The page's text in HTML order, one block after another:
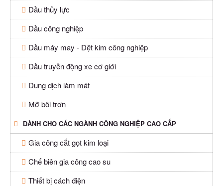
Dầu thủy lực
Dầu công nghiệp
Dầu máy may - Dệt kim công nghiệp
Dầu truyền động xe cơ giới
Dung dịch làm mát
Mỡ bôi trơn
DÀNH CHO CÁC NGÀNH CÔNG NGHIỆP CAO CẤP
Gia công cắt gọt kim loại
Chế biên gia công cao su
Thiết bị cách điện